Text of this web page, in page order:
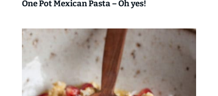
One Pot Mexican Pasta – Oh yes!